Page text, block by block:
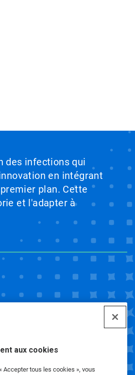
aux cookies
Accepter tous les cookies », vous
des infections qui
en intégrant
plan. Cette
et l'adapter à